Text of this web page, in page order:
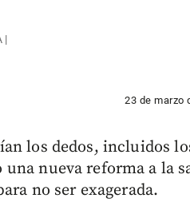
|
23 de marzo
los dedos, incluidos
una nueva reforma a la
no ser exagerada.